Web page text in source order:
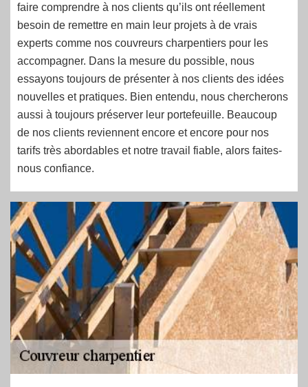
faire comprendre à nos clients qu’ils ont réellement
besoin de remettre en main leur projets à de vrais
experts comme nos couvreurs charpentiers pour les
accompagner. Dans la mesure du possible, nous
essayons toujours de présenter à nos clients des idées
nouvelles et pratiques. Bien entendu, nous chercherons
aussi à toujours préserver leur portefeuille. Beaucoup
de nos clients reviennent encore et encore pour nos
tarifs très abordables et notre travail fiable, alors faites-
nous confiance.